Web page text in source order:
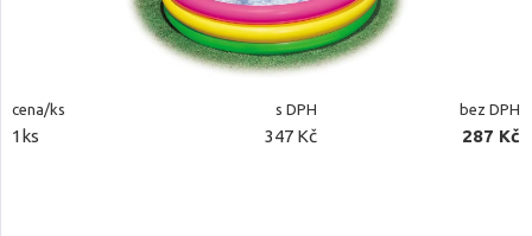
cena/ks s DPH bez DPH
1ks 347 Kč 287 Kč